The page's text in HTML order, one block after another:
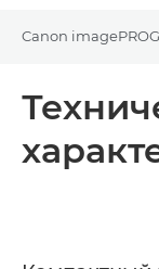
Canon
Технические